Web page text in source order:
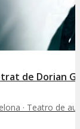
de Dorian
· Teatro de